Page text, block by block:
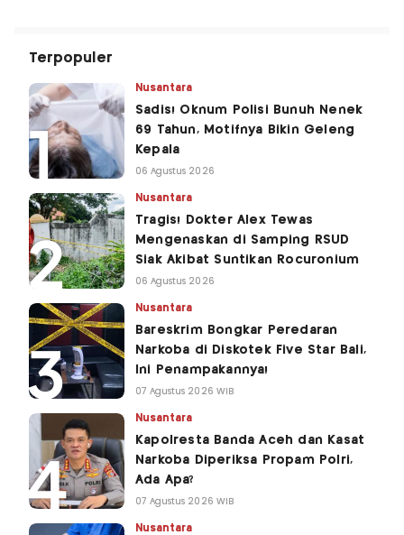
Terpopuler
Nusantara
Sadis! Oknum Polisi Bunuh Nenek
69 Tahun, Motifnya Bikin Geleng
Kepala
06 Agustus 2026
Nusantara
Tragis! Dokter Alex Tewas
Mengenaskan di Samping RSUD
Siak Akibat Suntikan Rocuronium
06 Agustus 2026
Nusantara
Bareskrim Bongkar Peredaran
Narkoba di Diskotek Five Star Bali,
Ini Penampakannya!
07 Agustus 2026 WIB
Nusantara
Kapolresta Banda Aceh dan Kasat
Narkoba Diperiksa Propam Polri,
Ada Apa?
07 Agustus 2026 WIB
Nusantara